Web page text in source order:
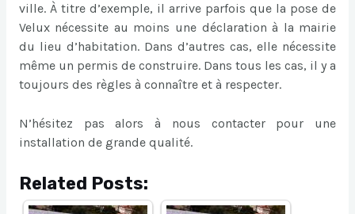
ville. À titre d’exemple, il arrive parfois que la pose de
Velux nécessite au moins une déclaration à la mairie
du lieu d’habitation. Dans d’autres cas, elle nécessite
même un permis de construire. Dans tous les cas, il y a
toujours des règles à connaître et à respecter.
N’hésitez pas alors à nous contacter pour une
installation de grande qualité.
Related Posts: